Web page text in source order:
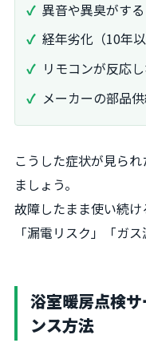
異音や異臭がする
経年劣化（10年
リモコンが反応
メーカーの部品
こうした症状が見られ
ましょう。
故障したまま使い続け
「漏電リスク」「ガ
浴室暖房点検
ンス方法